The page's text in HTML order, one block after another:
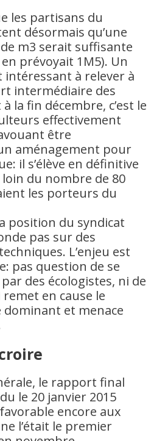
les partisans du
désormais qu’une
m3 serait suffisante
prévoyait 1M5). Un
à relever à
intermédiaire des
la fin décembre, c’est le
effectivement
être
aménagement pour
il s’élève en définitive
loin du nombre de 80
les porteurs du
position du syndicat
pas sur des
L’enjeu est
pas question de se
des écologistes, ni de
en cause le
dominant et menace
le rapport final
le 20 janvier 2015
encore aux
l’était le premier